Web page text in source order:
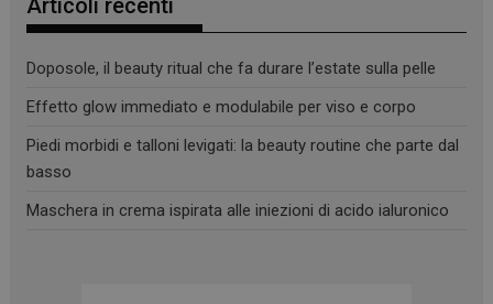
Articoli recenti
Doposole, il beauty ritual che fa durare l’estate sulla pelle
Effetto glow immediato e modulabile per viso e corpo
Piedi morbidi e talloni levigati: la beauty routine che parte dal
basso
Maschera in crema ispirata alle iniezioni di acido ialuronico